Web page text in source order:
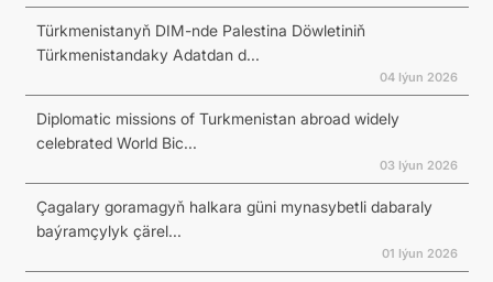
Türkmenistanyň DIM-nde Palestina Döwletiniň
Türkmenistandaky Adatdan d...
04 Iýun 2026
Diplomatic missions of Turkmenistan abroad widely
celebrated World Bic...
03 Iýun 2026
Çagalary goramagyň halkara güni mynasybetli dabaraly
baýramçylyk çärel...
01 Iýun 2026